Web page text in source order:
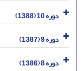
دوره 10 (1388)
دوره 9 (1387)
دوره 8 (1386)